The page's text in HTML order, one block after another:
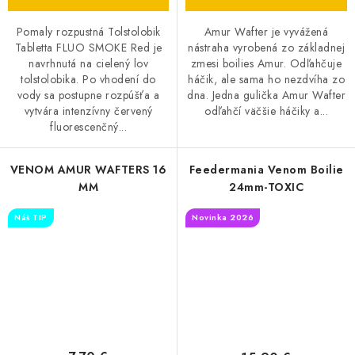
Pomaly rozpustná Tolstolobik
Tabletta FLUO SMOKE Red je
navrhnutá na cielený lov
tolstolobika. Po vhodení do
vody sa postupne rozpúšťa a
vytvára intenzívny červený
fluorescenčný...
Amur Wafter je vyvážená
nástraha vyrobená zo základnej
zmesi boilies Amur. Odľahčuje
háčik, ale sama ho nezdvíha zo
dna. Jedna gulička Amur Wafter
odľahčí väčšie háčiky a...
VENOM AMUR WAFTERS 16
MM
Náš TIP
Feedermania Venom Boilie
24mm-TOXIC
Novinka 2026